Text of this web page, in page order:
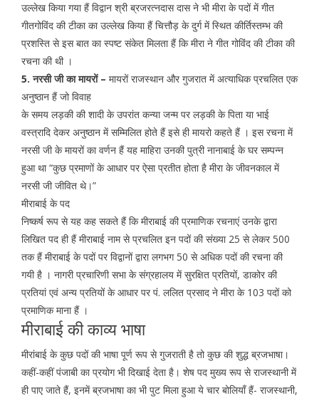
उल्लेख किया गया हैं विद्वान श्री ब्रजरत्नदास दास ने भी मीरा के पदों में गीत
गीतगोविंद की टीका का उल्लेख किया हैं चित्तौड़ के दुर्ग में स्थित कीर्तिस्तम्भ की
प्रशस्ति से इस बात का स्पष्ट संकेत मिलता हैं कि मीरा ने गीत गोविंद की टीका की
रचना की थी ।
5. नरसी जी का मायरों – मायरों राजस्थान और गुजरात में अत्याधिक प्रचलित एक
अनुष्ठान हैं जो विवाह
के समय लड़की की शादी के उपरांत कन्या जन्म पर लड़की के पिता या भाई
वस्त्रादि देकर अनुष्ठान में सम्मिलित होते हैं इसे ही मायरो कहते हैं । इस रचना में
नरसी जी के मायरों का वर्णन हैं यह माहिरा उनकी पुत्री नानाबाई के घर सम्पन्न
हुआ था “कुछ प्रमाणों के आधार पर ऐसा प्रतीत होता है मीरा के जीवनकाल में
नरसी जी जीवित थे।”
मीराबाई के पद
निष्कर्ष रूप से यह कह सकते हैं कि मीराबाई की प्रमाणिक रचनाएं उनके द्वारा
लिखित पद ही हैं मीराबाई नाम से प्रचलित इन पदों की संख्या 25 से लेकर 500
तक हैं मीराबाई के पदों पर विद्वानों द्वारा लगभग 50 से अधिक पदों की रचना की
गयी है । नागरी प्रचारिणी सभा के संग्रहालय में सुरक्षित प्रतियों, डाकोर की
प्रतियां एवं अन्य प्रतियों के आधार पर पं. ललित प्रसाद ने मीरा के 103 पदों को
प्रमाणिक माना हैं ।
मीराबाई की काव्य भाषा
मीरांबाई के कुछ पदों की भाषा पूर्ण रूप से गुजराती है तो कुछ की शुद्ध ब्रजभाषा।
कहीं-कहीं पंजाबी का प्रयोग भी दिखाई देता है। शेष पद मुख्य रूप से राजस्थानी में
ही पाए जाते हैं, इनमें ब्रजभाषा का भी पुट मिला हुआ ये चार बोलियाँ हैं- राजस्थानी,